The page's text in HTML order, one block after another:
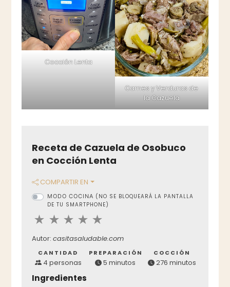
Cocción Lenta
Carnes y Verduras de
la Cazuela
Receta de Cazuela de Osobuco
en Cocción Lenta
COMPARTIR EN
MODO COCINA (NO SE BLOQUEARÁ LA PANTALLA
DE TU SMARTPHONE)
Autor:casitasaludable.com
CANTIDAD
4 personas
PREPARACIÓN
5 minutos
COCCIÓN
276 minutos
Ingredientes